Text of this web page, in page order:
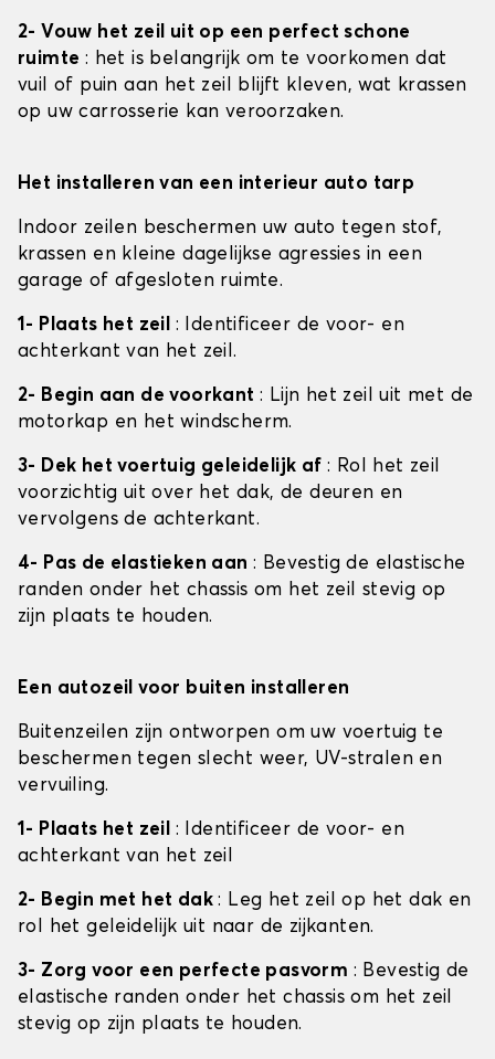
2- Vouw het zeil uit op een perfect schone
ruimte : het is belangrijk om te voorkomen dat
vuil of puin aan het zeil blijft kleven, wat krassen
op uw carrosserie kan veroorzaken.
Het installeren van een interieur auto tarp
Indoor zeilen beschermen uw auto tegen stof,
krassen en kleine dagelijkse agressies in een
garage of afgesloten ruimte.
1- Plaats het zeil : Identificeer de voor- en
achterkant van het zeil.
2- Begin aan de voorkant : Lijn het zeil uit met de
motorkap en het windscherm.
3- Dek het voertuig geleidelijk af : Rol het zeil
voorzichtig uit over het dak, de deuren en
vervolgens de achterkant.
4- Pas de elastieken aan : Bevestig de elastische
randen onder het chassis om het zeil stevig op
zijn plaats te houden.
Een autozeil voor buiten installeren
Buitenzeilen zijn ontworpen om uw voertuig te
beschermen tegen slecht weer, UV-stralen en
vervuiling.
1- Plaats het zeil : Identificeer de voor- en
achterkant van het zeil
2- Begin met het dak: Leg het zeil op het dak en
rol het geleidelijk uit naar de zijkanten.
3- Zorg voor een perfecte pasvorm : Bevestig de
elastische randen onder het chassis om het zeil
stevig op zijn plaats te houden.